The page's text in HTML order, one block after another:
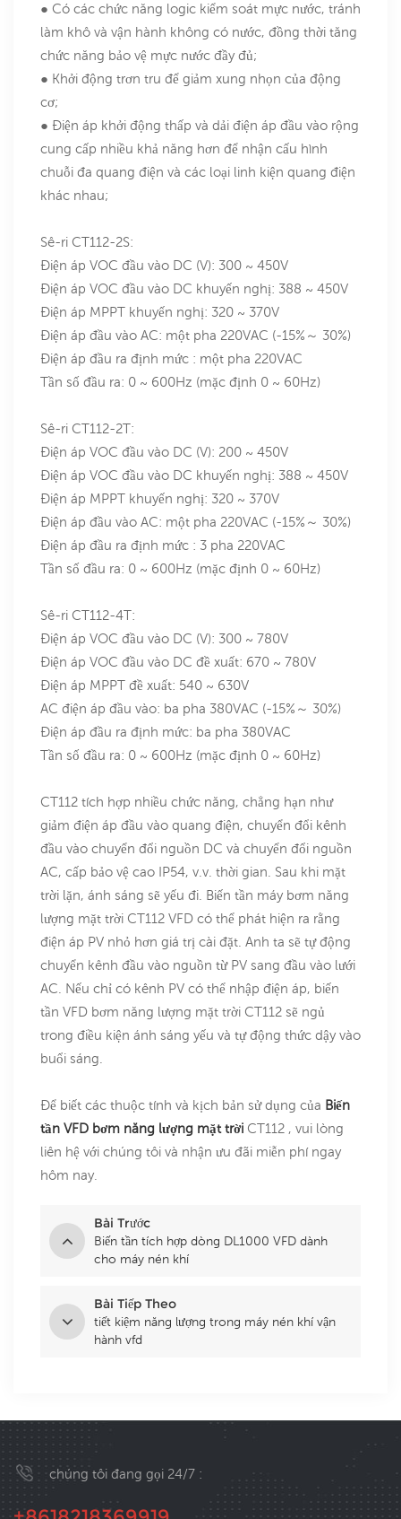
● Có các chức năng logic kiểm soát mực nước, tránh
làm khô và vận hành không có nước, đồng thời tăng
chức năng bảo vệ mực nước đầy đủ;
● Khởi động trơn tru để giảm xung nhọn của động
cơ;
● Điện áp khởi động thấp và dải điện áp đầu vào rộng
cung cấp nhiều khả năng hơn để nhận cấu hình
chuỗi đa quang điện và các loại linh kiện quang điện
khác nhau;
Sê-ri CT112-2S:
Điện áp VOC đầu vào DC (V): 300 ~ 450V
Điện áp VOC đầu vào DC khuyến nghị: 388 ~ 450V
Điện áp MPPT khuyến nghị: 320 ~ 370V
Điện áp đầu vào AC: một pha 220VAC (-15%～ 30%)
Điện áp đầu ra định mức : một pha 220VAC
Tần số đầu ra: 0 ~ 600Hz (mặc định 0 ~ 60Hz)
Sê-ri CT112-2T:
Điện áp VOC đầu vào DC (V): 200 ~ 450V
Điện áp VOC đầu vào DC khuyến nghị: 388 ~ 450V
Điện áp MPPT khuyến nghị: 320 ~ 370V
Điện áp đầu vào AC: một pha 220VAC (-15%～ 30%)
Điện áp đầu ra định mức : 3 pha 220VAC
Tần số đầu ra: 0 ~ 600Hz (mặc định 0 ~ 60Hz)
Sê-ri CT112-4T:
Điện áp VOC đầu vào DC (V): 300 ~ 780V
Điện áp VOC đầu vào DC đề xuất: 670 ~ 780V
Điện áp MPPT đề xuất: 540 ~ 630V
AC điện áp đầu vào: ba pha 380VAC (-15%～ 30%)
Điện áp đầu ra định mức: ba pha 380VAC
Tần số đầu ra: 0 ~ 600Hz (mặc định 0 ~ 60Hz)
CT112 tích hợp nhiều chức năng, chẳng hạn như
giảm điện áp đầu vào quang điện, chuyển đổi kênh
đầu vào chuyển đổi nguồn DC và chuyển đổi nguồn
AC, cấp bảo vệ cao IP54, v.v. thời gian. Sau khi mặt
trời lặn, ánh sáng sẽ yếu đi. Biến tần máy bơm năng
lượng mặt trời CT112 VFD có thể phát hiện ra rằng
điện áp PV nhỏ hơn giá trị cài đặt. Anh ta sẽ tự động
chuyển kênh đầu vào nguồn từ PV sang đầu vào lưới
AC. Nếu chỉ có kênh PV có thể nhập điện áp, biến
tần VFD bơm năng lượng mặt trời CT112 sẽ ngủ
trong điều kiện ánh sáng yếu và tự động thức dậy vào
buổi sáng.
Để biết các thuộc tính và kịch bản sử dụng của Biến
tần VFD bơm năng lượng mặt trời CT112 , vui lòng
liên hệ với chúng tôi và nhận ưu đãi miễn phí ngay
hôm nay.
Bài Trước
Biến tần tích hợp dòng DL1000 VFD dành
cho máy nén khí
Bài Tiếp Theo
tiết kiệm năng lượng trong máy nén khí vận
hành vfd
chúng tôi đang gọi 24/7 :